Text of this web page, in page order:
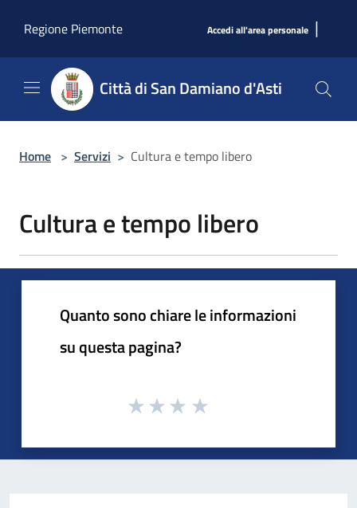
Regione Piemonte
Accedi all'area personale |
Città di San Damiano d'Asti
Home > Servizi > Cultura e tempo libero
Cultura e tempo libero
Quanto sono chiare le informazioni
su questa pagina?